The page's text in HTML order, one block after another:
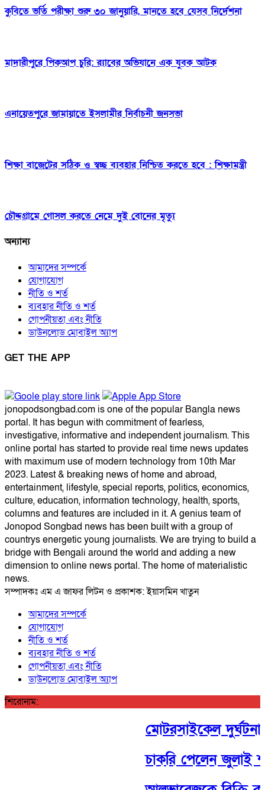
কুবিতে ভর্তি পরীক্ষা শুরু ৩০ জানুয়ারি, মানতে হবে যেসব নির্দেশনা
মাদারীপুরে পিকআপ চুরি: র‍‍্যাবের অভিযানে এক যুবক আটক
এনায়েতপুরে জামায়াতে ইসলামীর নির্বাচনী জনসভা
শিক্ষা বাজেটের সঠিক ও স্বচ্ছ ব্যবহার নিশ্চিত করতে হবে : শিক্ষামন্ত্রী
চৌদ্দগ্রামে গোসল করতে নেমে দুই বোনের মৃত্যু
অন্যান্য
আমাদের সম্পর্কে
যোগাযোগ
নীতি ও শর্ত
ব্যবহার নীতি ও শর্ত
গোপনীয়তা এবং নীতি
ডাউনলোড মোবাইল অ্যাপ
GET THE APP
jonopodsongbad.com is one of the popular Bangla news
portal. It has begun with commitment of fearless,
investigative, informative and independent journalism. This
online portal has started to provide real time news updates
with maximum use of modern technology from 10th Mar
2023. Latest & breaking news of home and abroad,
entertainment, lifestyle, special reports, politics, economics,
culture, education, information technology, health, sports,
columns and features are included in it. A genius team of
Jonopod Songbad news has been built with a group of
countrys energetic young journalists. We are trying to build a
bridge with Bengali around the world and adding a new
dimension to online news portal. The home of materialistic
news.
সম্পাদকঃ এম এ জাফর লিটন ও প্রকাশক: ইয়াসমিন খাতুন
আমাদের সম্পর্কে
যোগাযোগ
নীতি ও শর্ত
ব্যবহার নীতি ও শর্ত
গোপনীয়তা এবং নীতি
ডাউনলোড মোবাইল অ্যাপ
শিরোনাম:
মোটরসাইকেল
চাকরি পেলেন জুলাই